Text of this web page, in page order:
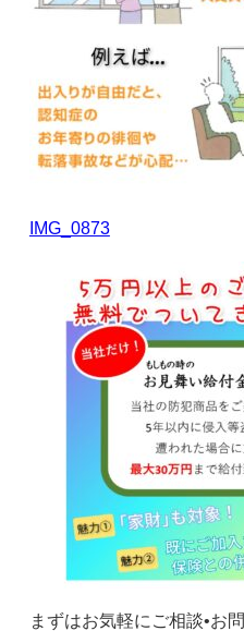
IMG_0873
まずはお気軽にご相談•お